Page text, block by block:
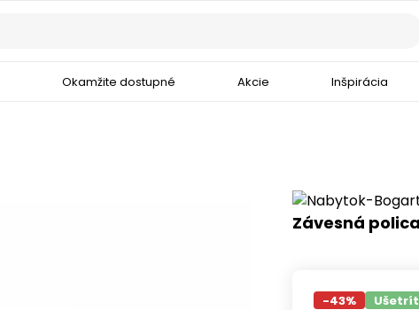
Okamžite dostupné Akcie Inšpirácia
Závesná
-43%